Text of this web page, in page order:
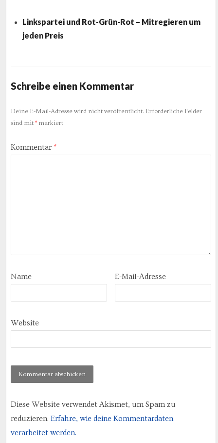
Linkspartei und Rot-Grün-Rot – Mitregieren um
jeden Preis
Schreibe einen Kommentar
Deine E-Mail-Adresse wird nicht veröffentlicht. Erforderliche Felder
sind mit *markiert
Kommentar *
Name E-Mail-Adresse
Website
Diese Website verwendet Akismet, um Spam zu
reduzieren. Erfahre, wie deine Kommentardaten
verarbeitet werden.